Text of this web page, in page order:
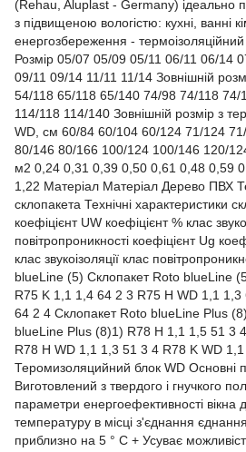
(Rehau, Aluplast - Germany) ідеально
з підвищеною вологістю: кухні, ванні
енергозбереження - термоізоляційний
Розмір 05/07 05/09 05/11 06/11 06/14
09/11 09/14 11/11 11/14 Зовнішній
54/118 65/118 65/140 74/98 74/118
114/118 114/140 Зовнішній розмір з
WD, см 60/84 60/104 60/124 71/124
80/146 80/166 100/124 100/146 120/
м2 0,24 0,31 0,39 0,50 0,61 0,48 0,59
1,22 Матеріал Матеріал Дерево ПВХ
склопакета Технічні характеристики
коефіцієнт UW коефіцієнт % клас
повітропроникності коефіцієнт Ug
клас звукоізоляції клас
blueLine (5) Склопакет Roto blueLine
R75 K 1,1 1,4 64 2 3 R75 H WD 1,1
64 2 4 Склопакет Roto blueLine Plus
blueLine Plus (8)1) R78 H 1,1 1,5 51 3
R78 H WD 1,1 1,3 51 3 4 R78 K WD
Теромизоляцийний блок WD Основні
Виготовлений з твердого і гнучкого
параметри енергоефективності вікна
температуру в місці з'єднання
приблизно на 5 ° С + Усуває